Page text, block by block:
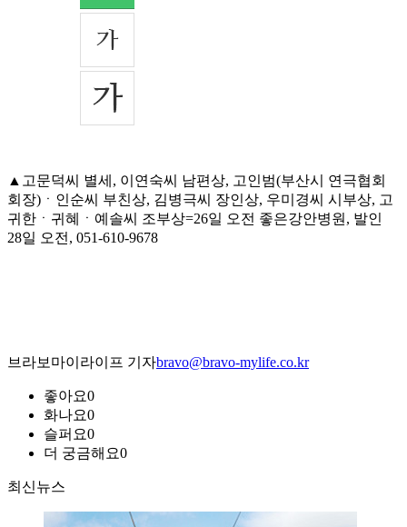
▲고문덕씨 별세, 이연숙씨 남편상, 고인범(부산시 연극협회
회장)ㆍ인순씨 부친상, 김병극씨 장인상, 우미경씨 시부상, 고
귀한ㆍ귀혜ㆍ예솔씨 조부상=26일 오전 좋은강안병원, 발인
28일 오전, 051-610-9678
브라보마이라이프 기자bravo@bravo-mylife.co.kr
좋아요0
화나요0
슬퍼요0
더 궁금해요0
최신뉴스